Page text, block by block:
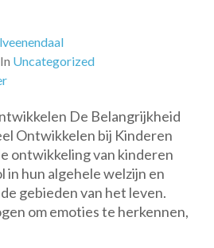
In Uncategorized
op
van
Sociaal-
Emotioneel
Ontwikkelen
bij
Kinderen:
De Belangrijkheid
Ontwikkelen bij Kinderen
ontwikkeling van kinderen
in hun algehele welzijn en
gebieden van het leven.
om emoties te herkennen,